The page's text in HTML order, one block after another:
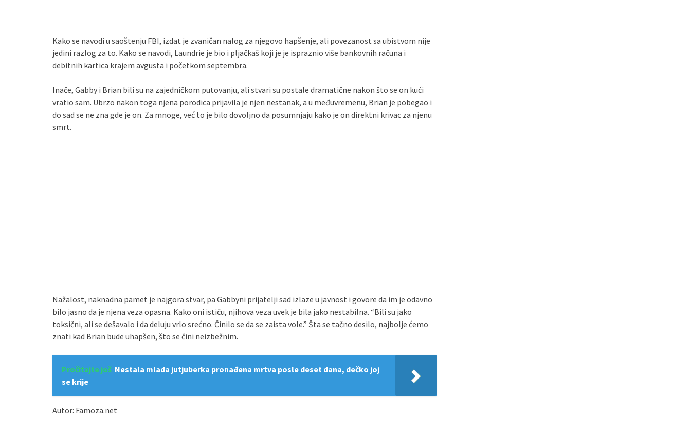
Kako se navodi u saoštenju FBI, izdat je zvaničan nalog za njegovo hapšenje, ali povezanost sa ubistvom nije
jedini razlog za to. Kako se navodi, Laundrie je bio i pljačkaš koji je je ispraznio više bankovnih računa i
debitnih kartica krajem avgusta i početkom septembra.
Inače, Gabby i Brian bili su na zajedničkom putovanju, ali stvari su postale dramatične nakon što se on kući
vratio sam. Ubrzo nakon toga njena porodica prijavila je njen nestanak, a u međuvremenu, Brian je pobegao i
do sad se ne zna gde je on. Za mnoge, već to je bilo dovoljno da posumnjaju kako je on direktni krivac za njenu
smrt.
Nažalost, naknadna pamet je najgora stvar, pa Gabbyni prijatelji sad izlaze u javnost i govore da im je odavno
bilo jasno da je njena veza opasna. Kako oni ističu, njihova veza uvek je bila jako nestabilna. “Bili su jako
toksični, ali se dešavalo i da deluju vrlo srećno. Činilo se da se zaista vole.” Šta se tačno desilo, najbolje ćemo
znati kad Brian bude uhapšen, što se čini neizbežnim.
Pročitajte još Nestala mlada jutjuberka pronađena mrtva posle deset dana, dečko joj
se krije
Autor: Famoza.net